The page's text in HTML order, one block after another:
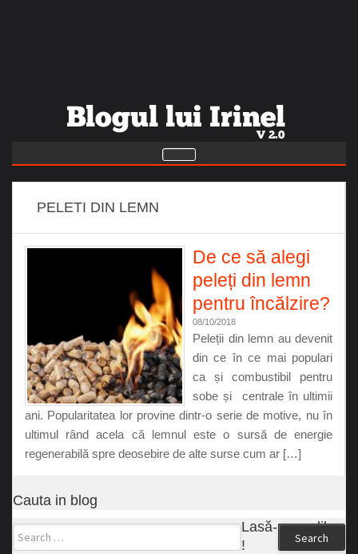
PELETI DIN LEMN
De ce să alegi
peleți din lemn
pentru încălzire?
08/10/2018
Peleții din lemn au devenit
din ce în ce mai populari
ca și combustibil pentru
sobe și centrale în ultimii
ani. Popularitatea lor provine dintr-o serie de motive, nu în
ultimul rând acela că lemnul este o sursă de energie
regenerabilă spre deosebire de alte surse cum ar […]
Cauta in blog
Search
Lasă-ne un like
!